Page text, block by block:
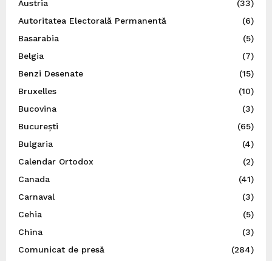
Austria
(33)
Autoritatea Electorală Permanentă
(6)
Basarabia
(5)
Belgia
(7)
Benzi Desenate
(15)
Bruxelles
(10)
Bucovina
(3)
București
(65)
Bulgaria
(4)
Calendar Ortodox
(2)
Canada
(41)
Carnaval
(3)
Cehia
(5)
China
(3)
Comunicat de presă
(284)